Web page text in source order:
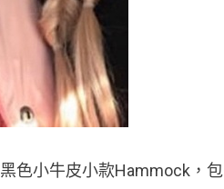
黑色小牛皮小款Hammock，包